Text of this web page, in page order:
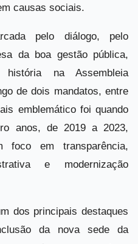
causas sociais.
pelo diálogo, pelo
da boa gestão pública,
na Assembleia
de dois mandatos, entre
emblemático foi quando
anos, de 2019 a 2023,
foco em transparência,
e modernização
dos principais destaques
da nova sede da